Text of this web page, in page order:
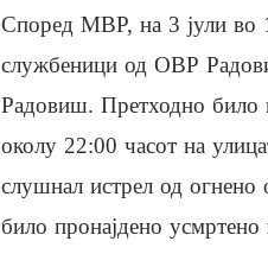
Според МВР, на 3 јули во
службеници од ОВР
Радовиш. Претходно било
околу 22:00 часот на
слушнал истрел од
било пронајдено усмртено